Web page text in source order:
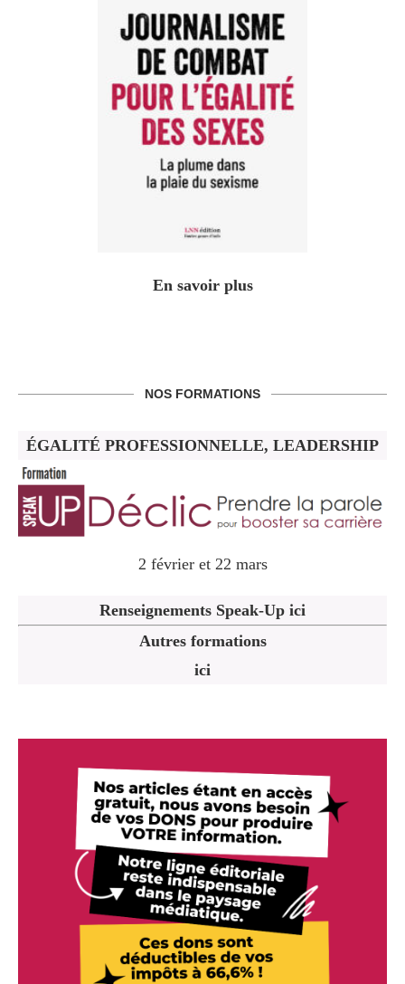
En savoir plus
NOS FORMATIONS
ÉGALITÉ PROFESSIONNELLE, LEADERSHIP
2 février et 22 mars
Renseignements Speak-Up ici
Autres formations
ici